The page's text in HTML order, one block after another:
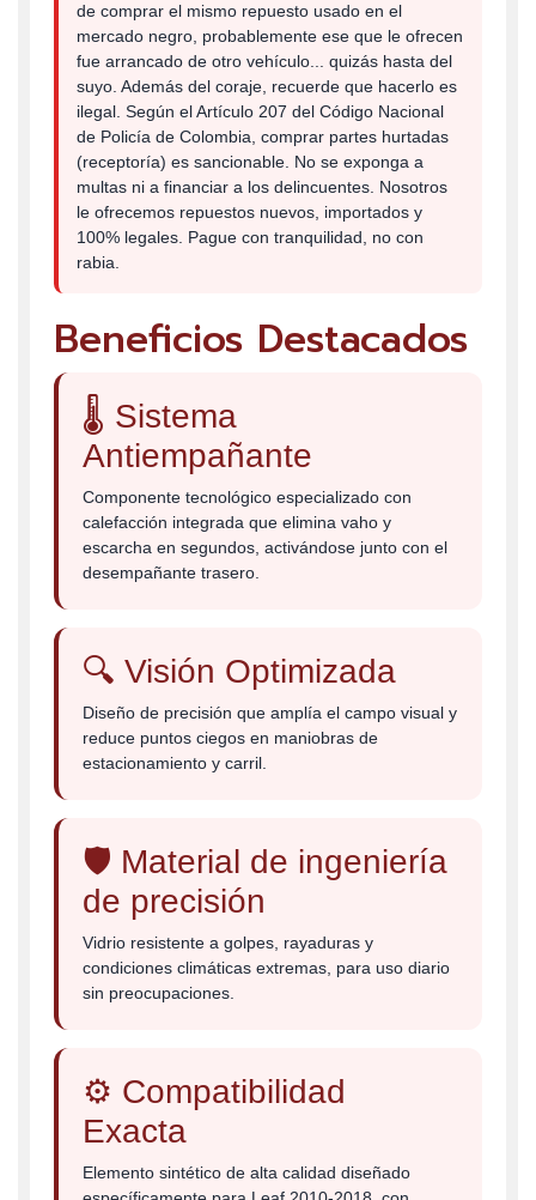
de comprar el mismo repuesto usado en el
mercado negro, probablemente ese que le ofrecen
fue arrancado de otro vehículo... quizás hasta del
suyo. Además del coraje, recuerde que hacerlo es
ilegal. Según el Artículo 207 del Código Nacional
de Policía de Colombia, comprar partes hurtadas
(receptoría) es sancionable. No se exponga a
multas ni a financiar a los delincuentes. Nosotros
le ofrecemos repuestos nuevos, importados y
100% legales. Pague con tranquilidad, no con
rabia.
Beneficios Destacados
🌡️ Sistema
Antiempañante
Componente tecnológico especializado con
calefacción integrada que elimina vaho y
escarcha en segundos, activándose junto con el
desempañante trasero.
🔍 Visión Optimizada
Diseño de precisión que amplía el campo visual y
reduce puntos ciegos en maniobras de
estacionamiento y carril.
🛡️ Material de ingeniería
de precisión
Vidrio resistente a golpes, rayaduras y
condiciones climáticas extremas, para uso diario
sin preocupaciones.
⚙️ Compatibilidad
Exacta
Elemento sintético de alta calidad diseñado